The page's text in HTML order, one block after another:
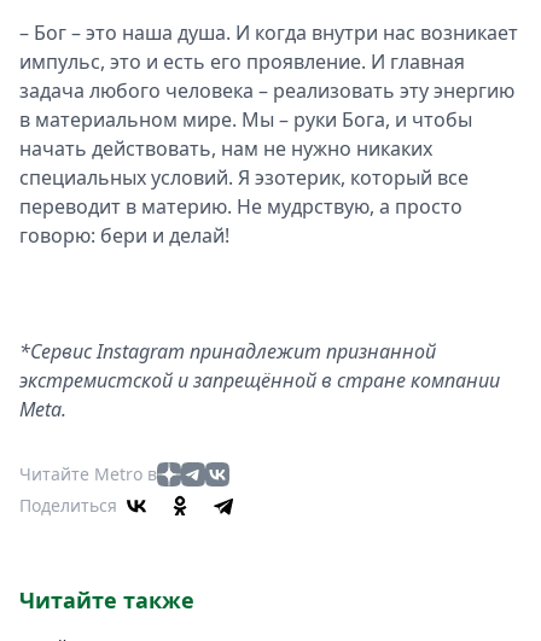
– Бог – это наша душа. И когда внутри нас возникает
импульс, это и есть его проявление. И главная
задача любого человека – реализовать эту энергию
в материальном мире. Мы – руки Бога, и чтобы
начать действовать, нам не нужно никаких
специальных условий. Я эзотерик, который все
переводит в материю. Не мудрствую, а просто
говорю: бери и делай!
*Сервис Instagram принадлежит признанной
экстремистской и запрещённой в стране компании
Meta.
Читайте Metro в
Поделиться
Читайте также